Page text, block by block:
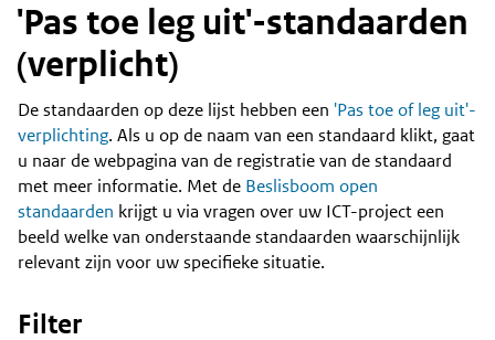
'Pas toe leg uit'-standaarden
(verplicht)
Content
De standaarden op deze lijst hebben een 'Pas toe of leg uit'-
verplichting. Als u op de naam van een standaard klikt, gaat
u naar de webpagina van de registratie van de standaard
met meer informatie. Met de Beslisboom open
standaarden krijgt u via vragen over uw ICT-project een
beeld welke van onderstaande standaarden waarschijnlijk
relevant zijn voor uw specifieke situatie.
Filter